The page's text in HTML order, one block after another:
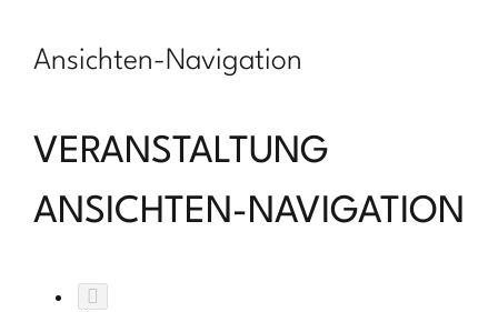
VERANSTALTUNGEN
Ansichten-Navigation
VERANSTALTUNG
ANSICHTEN-NAVIGATION